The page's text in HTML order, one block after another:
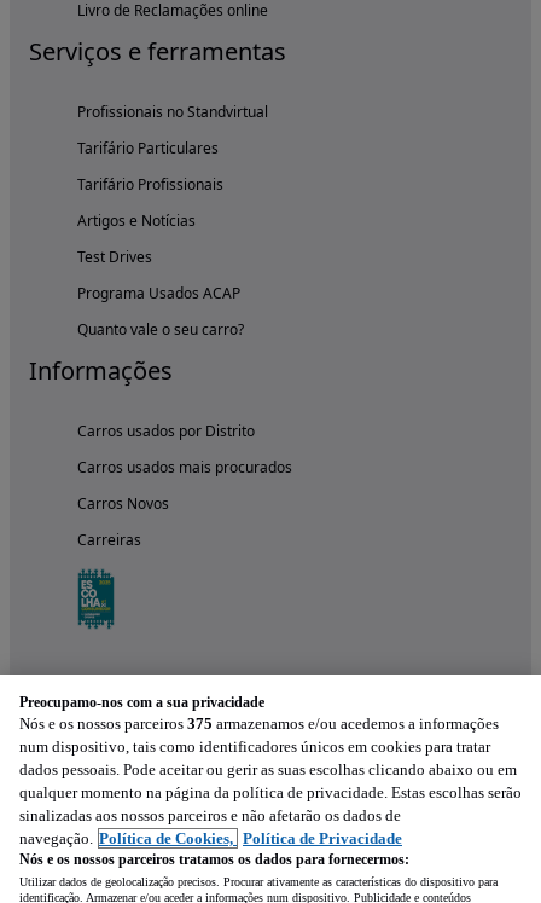
Livro de Reclamações online
Serviços e ferramentas
Profissionais no Standvirtual
Tarifário Particulares
Tarifário Profissionais
Artigos e Notícias
Test Drives
Programa Usados ACAP
Quanto vale o seu carro?
Informações
Carros usados por Distrito
Carros usados mais procurados
Carros Novos
Carreiras
Experimenta a aplicação
Preocupamo-nos com a sua privacidade
Nós e os nossos parceiros 375 armazenamos e/ou acedemos a informações
num dispositivo, tais como identificadores únicos em cookies para tratar
dados pessoais. Pode aceitar ou gerir as suas escolhas clicando abaixo ou em
qualquer momento na página da política de privacidade. Estas escolhas serão
sinalizadas aos nossos parceiros e não afetarão os dados de
navegação. Política de Cookies, Política de Privacidade
Nós e os nossos parceiros tratamos os dados para fornecermos:
Utilizar dados de geolocalização precisos. Procurar ativamente as características do dispositivo para
identificação. Armazenar e/ou aceder a informações num dispositivo. Publicidade e conteúdos